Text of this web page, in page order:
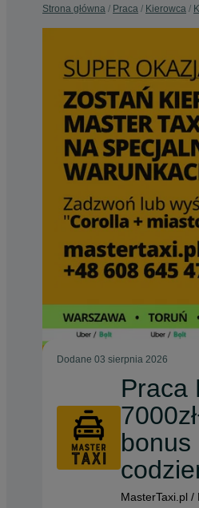
Strona główna Praca Kierowca
Dodane 03 sierpnia 2026
Praca
bonus
MasterTaxi.pl /